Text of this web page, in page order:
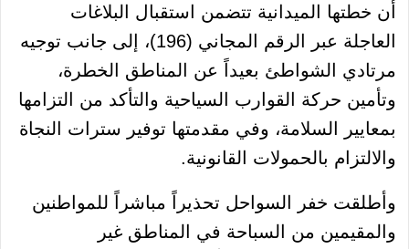
أن خطتها الميدانية تتضمن استقبال البلاغات
العاجلة عبر الرقم المجاني (196)، إلى جانب توجيه
مرتادي الشواطئ بعيداً عن المناطق الخطرة،
وتأمين حركة القوارب السياحية والتأكد من التزامها
بمعايير السلامة، وفي مقدمتها توفير سترات النجاة
والالتزام بالحمولات القانونية.
وأطلقت خفر السواحل تحذيراً مباشراً للمواطنين
والمقيمين من السباحة في المناطق غير